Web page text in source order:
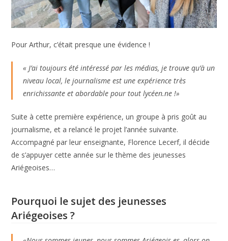
Pour Arthur, c’était presque une évidence !
« J’ai toujours été intéressé par les médias, je trouve qu’à un
niveau local, le journalisme est une expérience très
enrichissante et abordable pour tout lycéen.ne !»
Suite à cette première expérience, un groupe à pris goût au
journalisme, et a relancé le projet l’année suivante.
Accompagné par leur enseignante, Florence Lecerf, il décide
de s’appuyer cette année sur le thème des jeunesses
Ariégeoises…
Pourquoi le sujet des jeunesses
Ariégeoises ?